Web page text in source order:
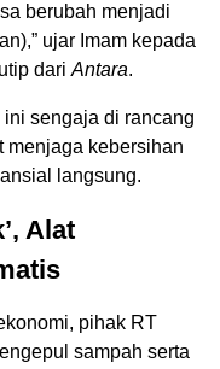
berubah menjadi
ujar Imam kepada
dari Antara.
sengaja di rancang
menjaga kebersihan
langsung.
Alat
pihak RT
sampah serta